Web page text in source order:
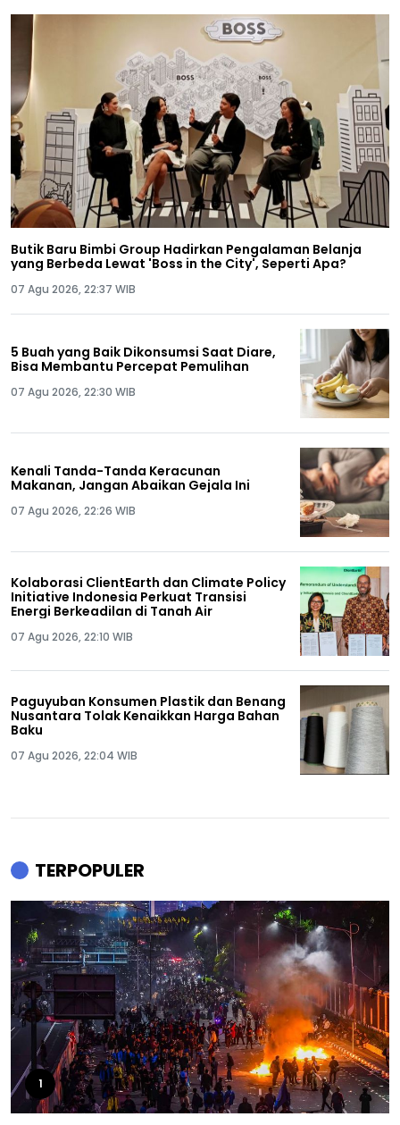
Butik Baru Bimbi Group Hadirkan Pengalaman Belanja
yang Berbeda Lewat 'Boss in the City', Seperti Apa?
07 Agu 2026, 22:37 WIB
5 Buah yang Baik Dikonsumsi Saat Diare,
Bisa Membantu Percepat Pemulihan
07 Agu 2026, 22:30 WIB
Kenali Tanda-Tanda Keracunan
Makanan, Jangan Abaikan Gejala Ini
07 Agu 2026, 22:26 WIB
Kolaborasi ClientEarth dan Climate Policy
Initiative Indonesia Perkuat Transisi
Energi Berkeadilan di Tanah Air
07 Agu 2026, 22:10 WIB
Paguyuban Konsumen Plastik dan Benang
Nusantara Tolak Kenaikkan Harga Bahan
Baku
07 Agu 2026, 22:04 WIB
TERPOPULER
1